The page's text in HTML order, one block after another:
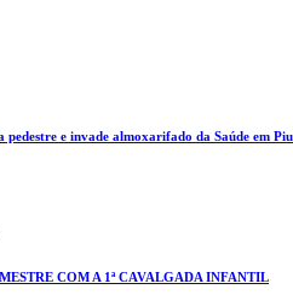
e invade almoxarifado da Saúde em
COM A 1ª CAVALGADA INFANTIL